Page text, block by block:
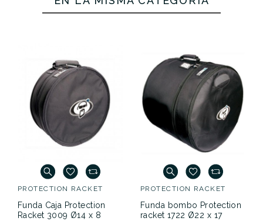
PROTECTION RACKET
Funda Caja Protection
Racket 3009 Ø14 x 8
PROTECTION RACKET
Funda bombo Protection
racket 1722 Ø22 x 17